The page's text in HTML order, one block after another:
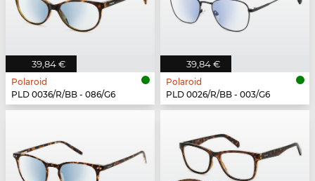
39,84 €
Polaroid
PLD 0036/R/BB - 086/G6
39,84 €
Polaroid
PLD 0026/R/BB - 003/G6